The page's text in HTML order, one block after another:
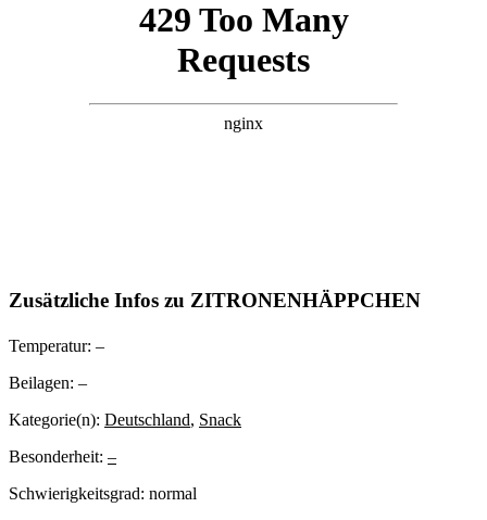
Zusätzliche Infos zu ZITRONENHÄPPCHEN
Temperatur: –
Beilagen: –
Kategorie(n): Deutschland, Snack
Besonderheit: –
Schwierigkeitsgrad: normal